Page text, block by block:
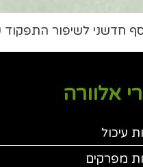
אלוורה
עיכול
מפרקים